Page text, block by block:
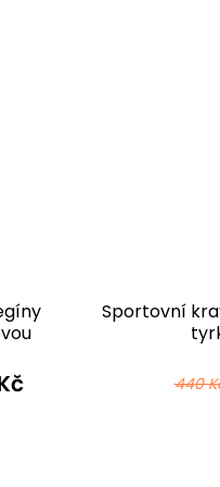
Sportovní
440